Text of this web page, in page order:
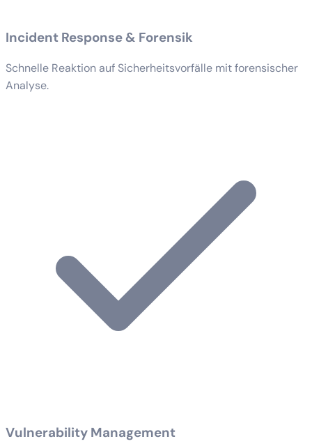
Incident Response & Forensik
Schnelle Reaktion auf Sicherheitsvorfälle mit forensischer
Analyse.
Vulnerability Management